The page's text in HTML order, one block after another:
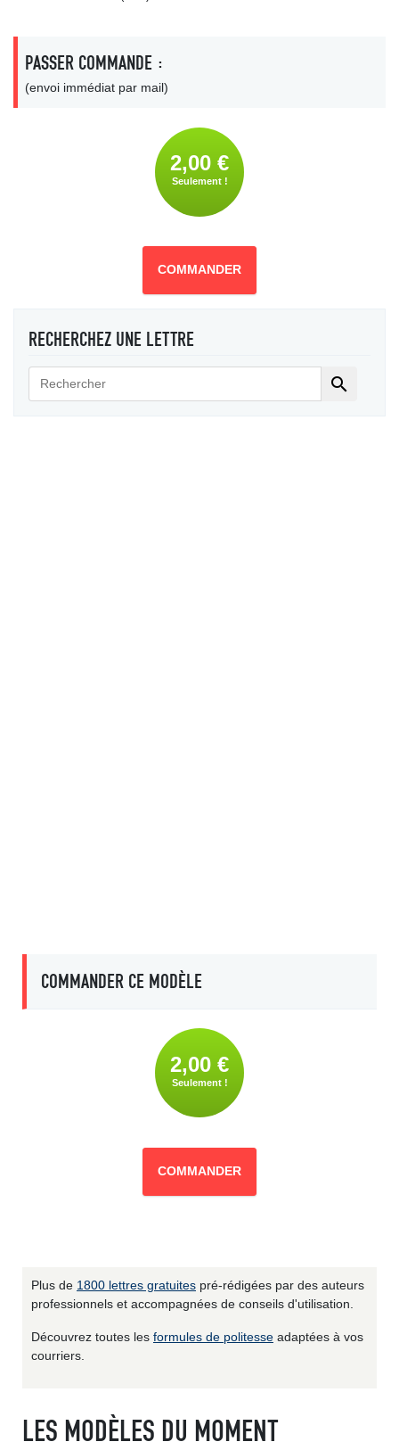
PASSER COMMANDE :
(envoi immédiat par mail)
2,00 €
Seulement !
COMMANDER
RECHERCHEZ UNE LETTRE

COMMANDER CE MODÈLE
2,00 €
Seulement !
COMMANDER
Plus de 1800 lettres gratuites pré-rédigées par des auteurs
professionnels et accompagnées de conseils d'utilisation.
Découvrez toutes les formules de politesse adaptées à vos
courriers.
LES MODÈLES DU MOMENT